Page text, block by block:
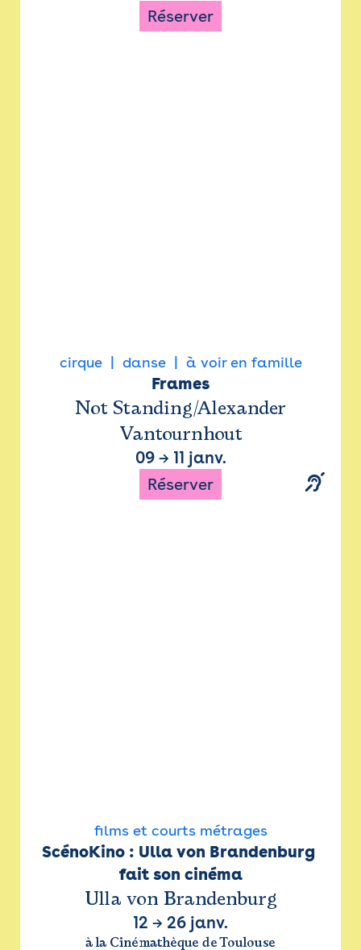
Réserver
cirque danse à voir en famille
Frames
Not Standing/Alexander
Vantournhout
09→ 11 janv.
Réserver
films et courts métrages
ScénoKino : Ulla von Brandenburg
fait son cinéma
Ulla von Brandenburg
12 → 26 janv.
à la Cinémathèque de Toulouse